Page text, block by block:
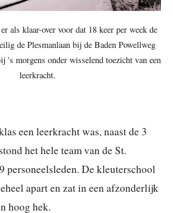
als klaar-over voor dat 18 keer per week de
de Plesmanlaan bij de Baden Powellweg
's morgens onder wisselend toezicht van een
leerkracht.
een leerkracht was, naast de 3
het hele team van de St.
personeelsleden. De kleuterschool
apart en zat in een afzonderlijk
hoog hek.